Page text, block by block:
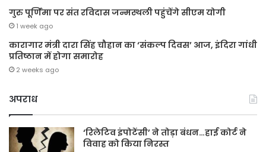
गुरु पूर्णिमा पर संत रविदास जन्मस्थली पहुंचेंगे सीएम योगी
1 week ago
कारागार मंत्री दारा सिंह चौहान का ‘संकल्प दिवस’ आज, इंदिरा गांधी
प्रतिष्ठान में होगा समारोह
2 weeks ago
अपराध
‘रिलेटिव इंपोटेंसी’ ने तोड़ा बंधन…हाई कोर्ट ने
विवाह को किया निरस्त